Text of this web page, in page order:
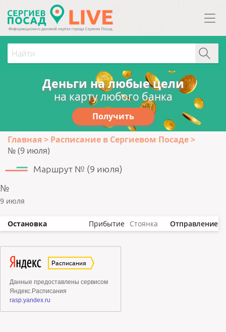
Деньги на любые цели
на карту любого банка
Получить
Главная
Расписание в Сергиевом Посаде
№ (9 июля)
Маршрут № (9 июля)
№
9 июля
Остановка Прибытие Стоянка Отправление